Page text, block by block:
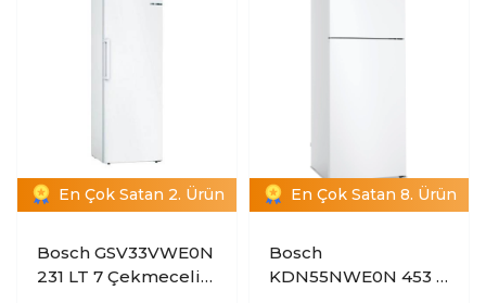
En Çok Satan 2. Ürün
Bosch GSV33VWE0N
231 LT 7 Çekmeceli
En Çok Satan 8. Ürün
Bosch
KDN55NWE0N 453 L